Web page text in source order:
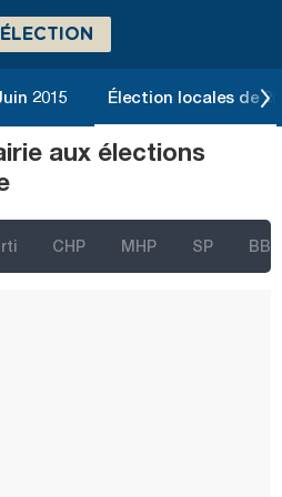
ÉLECTION
2015 Élection locales de
aux élections
CHP MHP SP BBP